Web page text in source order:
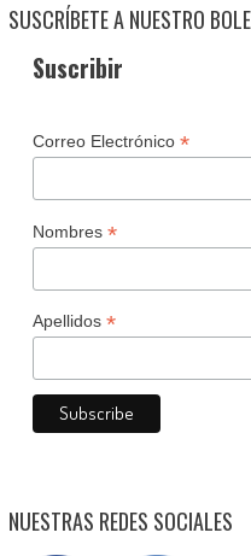
SUSCRÍBETE A NUESTRO
Suscribir
Correo Electrónico *
Nombres *
Apellidos *
NUESTRAS REDES SOCIALES